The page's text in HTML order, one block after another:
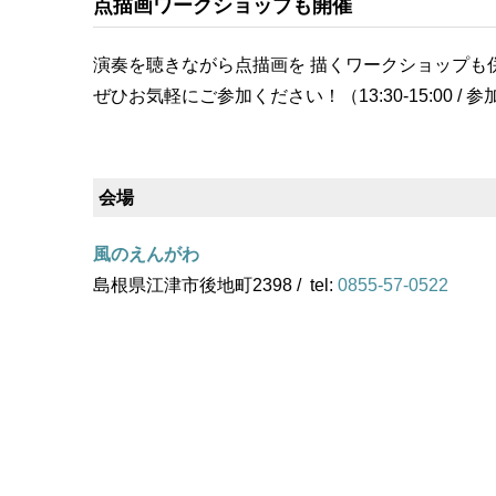
点描画ワークショップも開催
演奏を聴きながら点描画を 描くワークショップも
ぜひお気軽にご参加ください！（13:30-15:00 / 参
会場
風のえんがわ
島根県江津市後地町2398 / tel: 0855-57-0522